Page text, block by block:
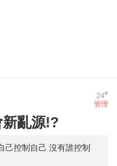
24#
管理
亂源!?
控制自己 沒有誰控制